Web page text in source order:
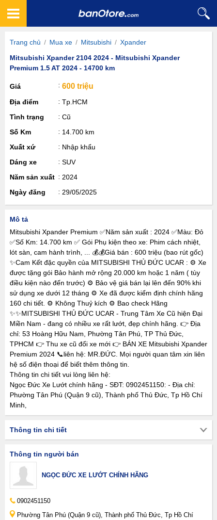
Trang chủ / Mua xe / Mitsubishi / Xpander
Mitsubishi Xpander 2104 2024 - Mitsubishi Xpander
Premium 1.5 AT 2024 - 14700 km
Giá 600 triệu
Địa điểm
Tp.HCM
Tình trạng
Cũ
Số Km
14.700 km
Xuất xứ
Nhập khẩu
Dáng xe
SUV
Năm sản xuất
2024
Ngày đăng
29/05/2025
Mô tả
Mitsubishi Xpander Premium ✅Năm sản xuất : 2024 ✅Màu: Đỏ
✅Số Km: 14.700 km ✅ Gói Phụ kiện theo xe: Phim cách nhiệt,
lót sàn, cam hành trình, ... 💰💰Giá bán : 600 triệu (bao rút gốc)
✨Cam Kết đặc quyền của MITSUBISHI THỦ ĐỨC UCAR : ⚙️ Xe
được tặng gói Bảo hành mở rộng 20.000 km hoặc 1 năm ( tùy
điều kiện nào đến trước) ⚙️ Bảo vệ giá bán lại lên đến 90% khi
sử dụng xe dưới 12 tháng ⚙️ Xe đã được kiểm định chính hãng
160 chi tiết. ⚙️ Không Thuỷ kích ⚙️ Bao check Hãng
✨✨MITSUBISHI THỦ ĐỨC UCAR - Trung Tâm Xe Cũ hiện Đại
Miền Nam - đang có nhiều xe rất lướt, đẹp chính hãng. 👉 Địa
chỉ: 53 Hoàng Hữu Nam, Phường Tân Phú, TP Thủ Đức,
TPHCM 👉 Thu xe cũ đổi xe mới 👉 BÁN XE Mitsubishi Xpander
Premium 2024 📞liên hệ: MR.ĐỨC. Mọi người quan tâm xin liên
hệ số điện thoại để biết thêm thông tin.
Thông tin chi tiết vui lòng liên hệ:
Ngọc Đức Xe Lướt chính hãng - SĐT: 0902451150: - Địa chỉ:
Phường Tân Phú (Quận 9 cũ), Thành phố Thủ Đức, Tp Hồ Chí
Minh,
Thông tin chi tiết
Thông tin người bán
NGỌC ĐỨC XE LƯỚT CHÍNH HÃNG
0902451150
Phường Tân Phú (Quận 9 cũ), Thành phố Thủ Đức, Tp Hồ Chí